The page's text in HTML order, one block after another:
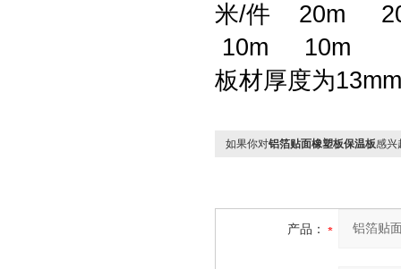
米/件 20m
10m 10m
板材厚度为
如果你对铝箔贴面橡塑板保温板感兴
产品：